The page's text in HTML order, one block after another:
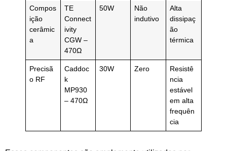
Compos
ição
cerâmic
a
TE
Connect
ivity
CGW –
470Ω
50W
Não
indutivo
Alta
dissipaç
ão
térmica
Precisã
o RF
Caddoc
k
MP930
– 470Ω
30W Zero
Resistê
ncia
estável
em alta
frequên
cia